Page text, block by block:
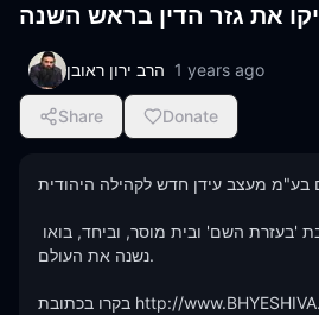
הרב ירון ראובן 1 years ago
Share Donate
בע"מ מעצב עידן חדש לקהילה היהודית.
נשנה את העולם.
בקרו בכתובת http://www.BHYESHIVA.com למידע נוסף